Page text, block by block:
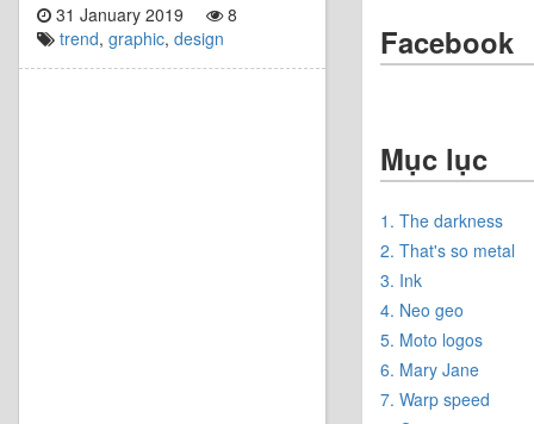
31 January 2019
8
trend, graphic, design Facebook
Mục lục
1. The darkness
2. That's so metal
3. Ink
4. Neo geo
5. Moto logos
6. Mary Jane
7. Warp speed